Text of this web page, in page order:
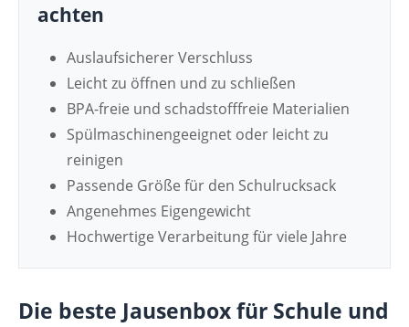
achten
Auslaufsicherer Verschluss
Leicht zu öffnen und zu schließen
BPA-freie und schadstofffreie Materialien
Spülmaschinengeeignet oder leicht zu
reinigen
Passende Größe für den Schulrucksack
Angenehmes Eigengewicht
Hochwertige Verarbeitung für viele Jahre
Die beste Jausenbox für Schule und